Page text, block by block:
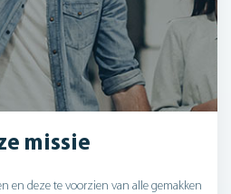
missie
en deze te voorzien van alle gemakken